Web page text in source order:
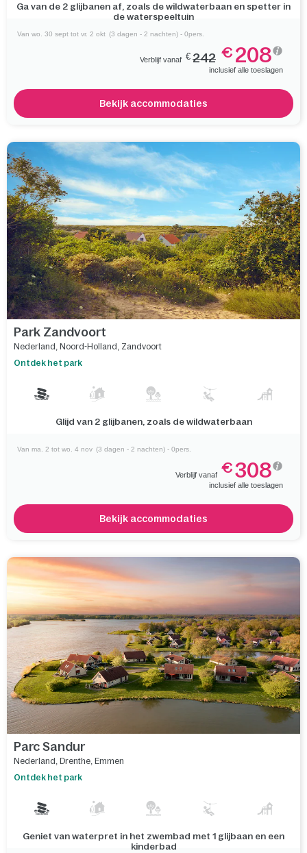
Ga van de 2 glijbanen af, zoals de wildwaterbaan en spetter in
de waterspeeltuin
Van wo. 30 sept tot vr. 2 okt (3 dagen - 2 nachten) - 0pers.
Verblijf vanaf € 242 € 208
inclusief alle toeslagen
Bekijk accommodaties
Vergelijk
Park Zandvoort
Nederland Noord-Holland Zandvoort
Ontdek het park
Glijd van 2 glijbanen, zoals de wildwaterbaan
Van ma. 2 tot wo. 4 nov (3 dagen - 2 nachten) - 0pers.
Verblijf vanaf €308
inclusief alle toeslagen
Bekijk accommodaties
Vergelijk
Parc Sandur
Nederland , Drenthe, Emmen
Ontdek het park
Geniet van waterpret in het zwembad met 1 glijbaan en een
kinderbad